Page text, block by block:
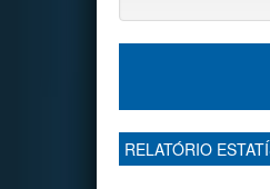
RELATÓRIO